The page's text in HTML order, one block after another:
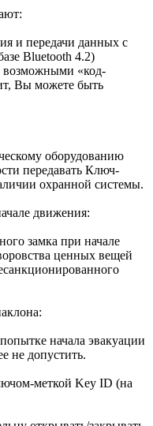
и передачи данных с
Bluetooth 4.2)
возможными «код-
Вы можете быть
оборудованию
передавать Ключ-
охранной системы.
движения:
замка при начале
ценных вещей
начала эвакуации
не допустить.
меткой Key ID (на